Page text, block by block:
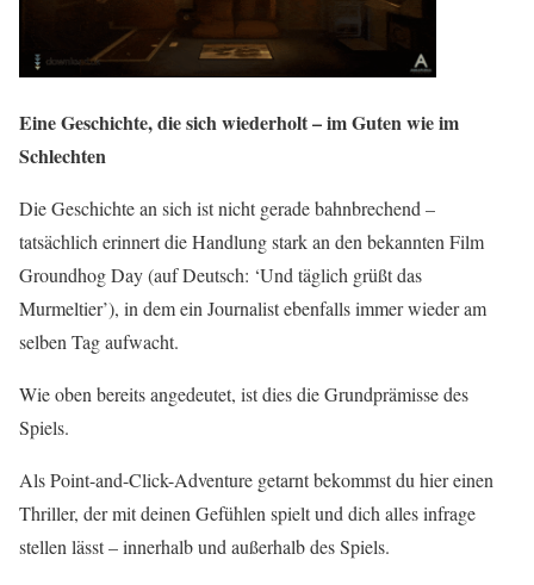
Eine Geschichte, die sich wiederholt – im Guten wie im
Schlechten
Die Geschichte an sich ist nicht gerade bahnbrechend –
tatsächlich erinnert die Handlung stark an den bekannten Film
Groundhog Day (auf Deutsch: ‘Und täglich grüßt das
Murmeltier’), in dem ein Journalist ebenfalls immer wieder am
selben Tag aufwacht.
Wie oben bereits angedeutet, ist dies die Grundprämisse des
Spiels.
Als Point-and-Click-Adventure getarnt bekommst du hier einen
Thriller, der mit deinen Gefühlen spielt und dich alles infrage
stellen lässt – innerhalb und außerhalb des Spiels.